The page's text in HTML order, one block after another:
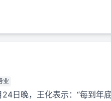
业
24日晚，王化表示：“每到年